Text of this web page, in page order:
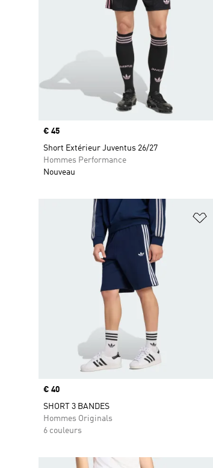
Prix
€ 45
Short Extérieur Juventus 26/27
Hommes Performance
Nouveau
Prix
€ 40
SHORT 3 BANDES
Hommes Originals
6 couleurs